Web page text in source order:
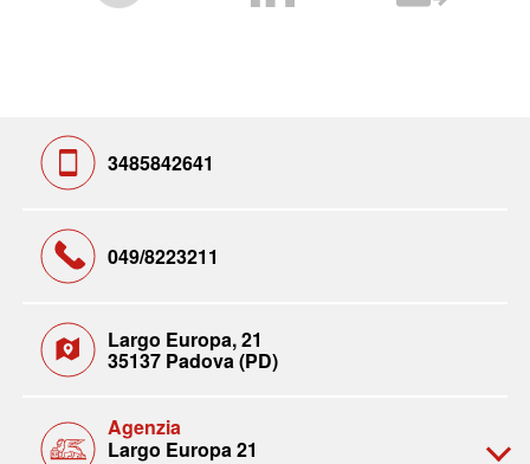
3485842641
049/8223211
Largo Europa, 21
35137 Padova (PD)
Agenzia
Largo Europa 21